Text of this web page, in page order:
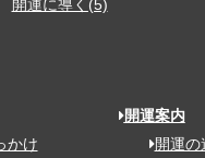
開運に導く(5)
かけ
開運案内
開運の